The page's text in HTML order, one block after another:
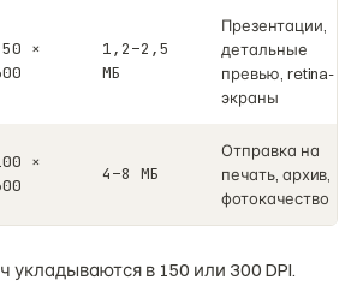
×
1,2–2,5
МБ
Презентации,
детальные
превью, retina-
экраны
×
4–8 МБ
Отправка на
печать, архив,
фотокачество
укладываются в 150 или 300 DPI.